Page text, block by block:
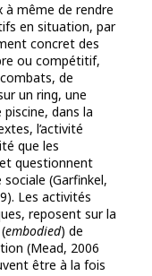
à même de rendre
en situation, par
concret des
ou compétitif,
de
un ring, une
dans la
l’activité
que les
questionnent
(Garfinkel,
Les activités
reposent sur la
embodied) de
(Mead, 2006
être à la fois